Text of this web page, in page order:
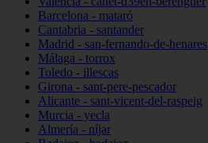
Barcelona - mataró
Cantabria - santander
Madrid - san-fernando-de-henares
Málaga - torrox
Toledo - illescas
Girona - sant-pere-pescador
Alicante - sant-vicent-del-raspeig
Murcia - yecla
Almería - níjar